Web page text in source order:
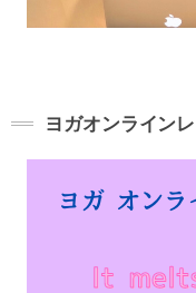
ヨガオンライン